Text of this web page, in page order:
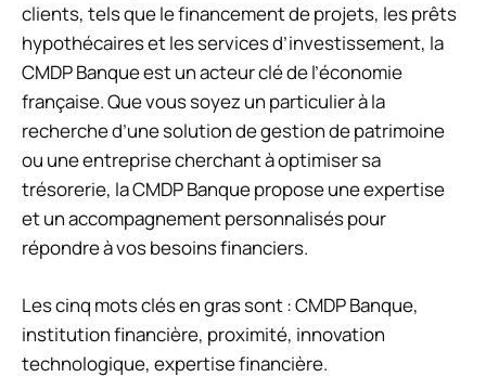
clients, tels que le financement de projets, les prêts
hypothécaires et les services d’investissement, la
CMDP Banque est un acteur clé de l’économie
française. Que vous soyez un particulier à la
recherche d’une solution de gestion de patrimoine
ou une entreprise cherchant à optimiser sa
trésorerie, la CMDP Banque propose une expertise
et un accompagnement personnalisés pour
répondre à vos besoins financiers.
Les cinq mots clés en gras sont : CMDP Banque,
institution financière, proximité, innovation
technologique, expertise financière.